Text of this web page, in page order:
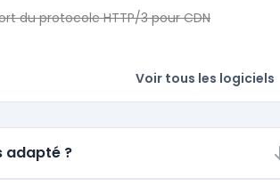
du protocole HTTP/3 pour CDN
Voir tous les logiciels
adapté ?